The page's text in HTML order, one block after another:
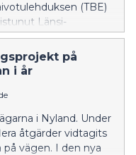
(TBE)
Länsi-
viime vuoden
on todettu tänä
oli 25. Viime
esiintyä myös Itä-
ovat
seurauksena.
Uudellamaalla.
på
i år
i Nyland. Under
åtgärder vidtagits
vägen. I den nya